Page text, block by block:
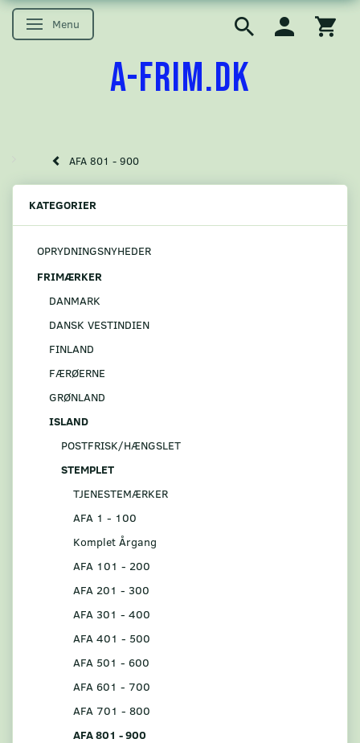
Skifte navigation
Menu
A-FRIM.DK
AFA 801 - 900
KATEGORIER
OPRYDNINGSNYHEDER
FRIMÆRKER
DANMARK
DANSK VESTINDIEN
FINLAND
FÆRØERNE
GRØNLAND
ISLAND
POSTFRISK/HÆNGSLET
STEMPLET
TJENESTEMÆRKER
AFA 1 - 100
Komplet Årgang
AFA 101 - 200
AFA 201 - 300
AFA 301 - 400
AFA 401 - 500
AFA 501 - 600
AFA 601 - 700
AFA 701 - 800
AFA 801 - 900